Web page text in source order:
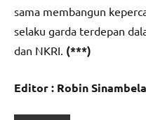
sama membangun
selaku garda terdepan
dan NKRI. (***)
Editor : Robin Sinambela